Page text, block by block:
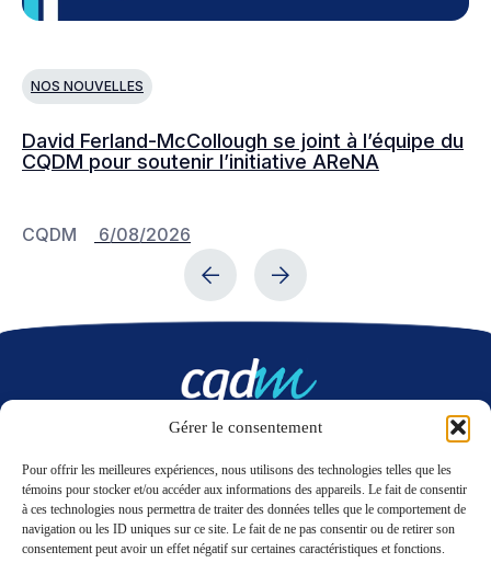
Gérer le consentement
Pour offrir les meilleures expériences, nous utilisons des technologies telles que les
témoins pour stocker et/ou accéder aux informations des appareils. Le fait de consentir
à ces technologies nous permettra de traiter des données telles que le comportement de
navigation ou les ID uniques sur ce site. Le fait de ne pas consentir ou de retirer son
consentement peut avoir un effet négatif sur certaines caractéristiques et fonctions.
NOS NOUVELLES
David Ferland-McCollough se joint à l’équipe du
CQDM pour soutenir l’initiative AReNA
CQDM 6/08/2026
LinkedIn Twitter